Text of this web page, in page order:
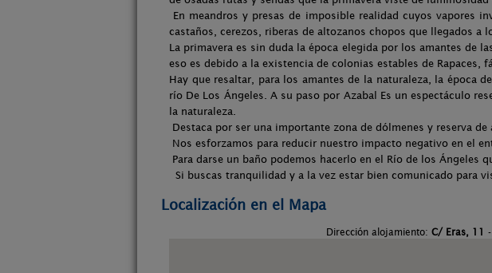
En meandros y presas de imposible realidad cuyos vapores
castaños, cerezos, riberas de altozanos chopos que llegados
La primavera es sin duda la época elegida por los amantes de
eso es debido a la existencia de colonias estables de
Hay que resaltar, para los amantes de la naturaleza, la época
río De Los Ángeles. A su paso por Azabal Es un espectáculo
la naturaleza.
Destaca por ser una importante zona de dólmenes y reserva
Nos esforzamos para reducir nuestro impacto negativo en el
Para darse un baño podemos hacerlo en el Río de los Ángeles
Si buscas tranquilidad y a la vez estar bien comunicado para
Localización en el Mapa
Dirección alojamiento: C/ Eras, 11